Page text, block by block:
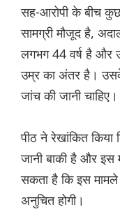
सह-आरोपी के बीच
सामग्री मौजूद है,
लगभग 44 वर्ष है और
उम्र का अंतर है।
जांच की जानी चाहिए।
पीठ ने रेखांकित किया
जानी बाकी है और
सकता है कि इस मामले
अनुचित होगी।